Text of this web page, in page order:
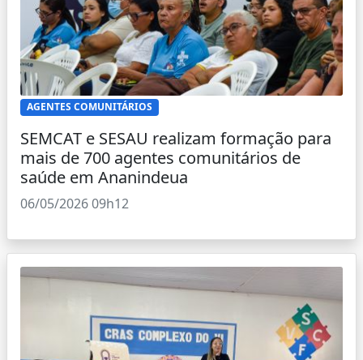
AGENTES COMUNITÁRIOS
SEMCAT e SESAU realizam formação para
mais de 700 agentes comunitários de
saúde em Ananindeua
06/05/2026 09h12